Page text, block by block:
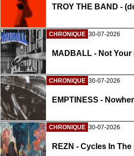
TROY THE BAND -
CHRONIQUE 30-07-2026
MADBALL - Not
CHRONIQUE 30-07-2026
EMPTINESS -
CHRONIQUE 30-07-2026
REZN - Cycles In